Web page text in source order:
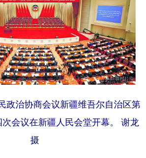
Français عربى
日本語 한국어
政治协商会议新疆维吾尔自治区第
会议在新疆人民会堂开幕。 谢龙
摄